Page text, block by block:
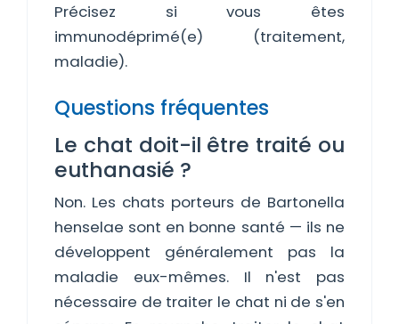
Précisez si vous êtes
immunodéprimé(e) (traitement,
maladie).
Questions fréquentes
Le chat doit-il être traité ou
euthanasié ?
Non. Les chats porteurs de Bartonella
henselae sont en bonne santé — ils ne
développent généralement pas la
maladie eux-mêmes. Il n'est pas
nécessaire de traiter le chat ni de s'en